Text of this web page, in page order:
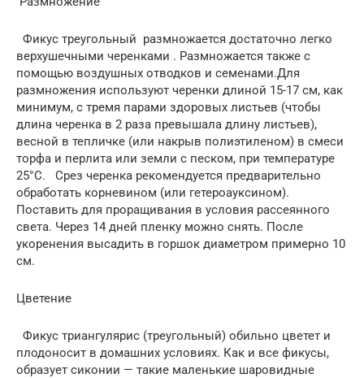
Фикус треугольный размножается достаточно легко
верхушечными черенками . Размножается также с
помощью воздушных отводков и семенами.Для
размножения используют черенки длиной 15-17 см, как
минимум, с тремя парами здоровых листьев (чтобы
длина черенка в 2 раза превышала длину листьев),
весной в тепличке (или накрыв полиэтиленом) в смеси
торфа и перлита или земли с песком, при температуре
25°С. Срез черенка рекомендуется предварительно
обработать корневином (или гетероауксином).
Поставить для проращивания в условия рассеянного
света. Через 14 дней пленку можно снять. После
укоренения высадить в горшок диаметром примерно 10
см.
Цветение
Фикус триангулярис (треугольный) обильно цветет и
плодоносит в домашних условиях. Как и все фикусы,
образует сиконии — такие маленькие шаровидные